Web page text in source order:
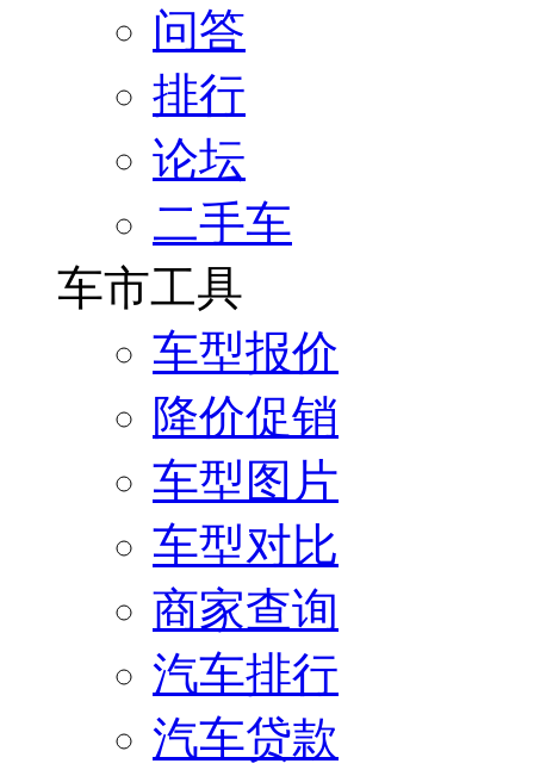
问答
排行
论坛
二手车
车市工具
车型报价
降价促销
车型图片
车型对比
商家查询
汽车排行
汽车贷款